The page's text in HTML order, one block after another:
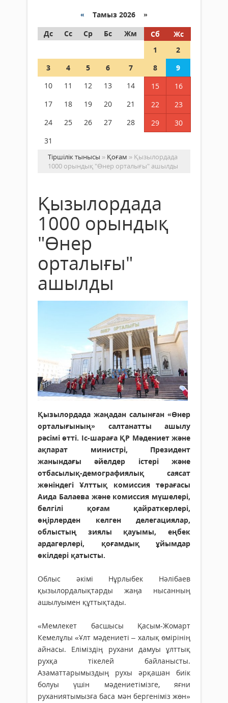
« Тамыз 2026 »
Дс
Сс Ср Бс Жм Сб
Жс
1
2
3
4 5 6 7 8
9
10
11 12 13 14 15
16
17
18 19 20 21 22
23
24
25 26 27 28 29
30
31
Тіршілік тынысы » Қоғам » Қызылордада
1000 орындық "Өнер орталығы" ашылды
Қызылордада
1000 орындық
"Өнер
орталығы"
ашылды
Қызылордада жаңадан салынған «Өнер
орталығының» салтанатты ашылу
рәсімі өтті. Іс-шараға ҚР Мәдениет және
ақпарат министрі, Президент
жанындағы әйелдер істері және
отбасылық-демографиялық саясат
жөніндегі Ұлттық комиссия төрағасы
Аида Балаева және комиссия мүшелері,
белгілі қоғам қайраткерлері,
өңірлерден келген делегациялар,
облыстың зиялы қауымы, еңбек
ардагерлері, қоғамдық ұйымдар
өкілдері қатысты.
Облыс әкімі Нұрлыбек Нәлібаев
қызылордалықтарды жаңа нысанның
ашылуымен құттықтады.
«Мемлекет басшысы Қасым-Жомарт
Кемелұлы «Ұлт мәдениеті – халық өмірінің
айнасы. Еліміздің рухани дамуы ұлттық
рухқа тікелей байланысты.
Азаматтарымыздың рухы әрқашан биік
болуы үшін мәдениетімізге, яғни
руханиятымызға баса мән бергеніміз жөн»